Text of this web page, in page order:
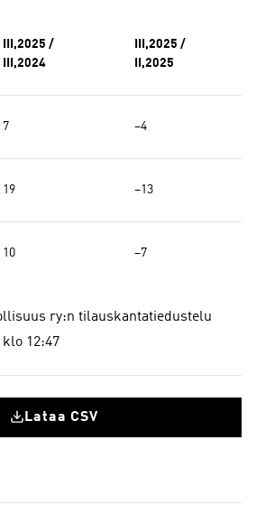
III,2025 /
III,2024
III,2025 /
II,2025
7 −4
19 −13
10 −7
ry:n tilauskantatiedustelu
klo 12:47
Lataa CSV